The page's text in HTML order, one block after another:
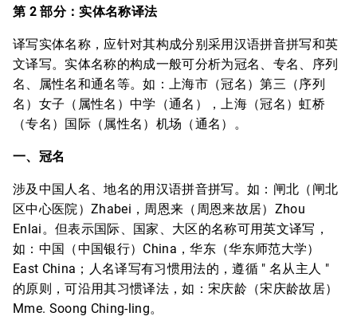
第 2 部分：实体名称译法
译写实体名称，应针对其构成分别采用汉语拼音拼写和英
文译写。实体名称的构成一般可分析为冠名、专名、序列
名、属性名和通名等。如：上海市（冠名）第三（序列
名）女子（属性名）中学（通名），上海（冠名）虹桥
（专名）国际（属性名）机场（通名）。
一、冠名
涉及中国人名、地名的用汉语拼音拼写。如：闸北（闸北
区中心医院）Zhabei，周恩来（周恩来故居）Zhou
Enlai。但表示国际、国家、大区的名称可用英文译写，
如：中国（中国银行）China，华东（华东师范大学）
East China；人名译写有习惯用法的，遵循 " 名从主人 "
的原则，可沿用其习惯译法，如：宋庆龄（宋庆龄故居）
Mme. Soong Ching-ling。